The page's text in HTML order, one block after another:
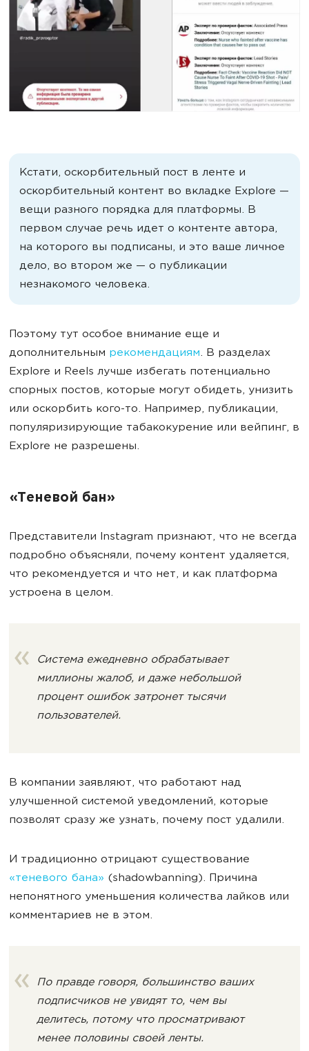
Кстати, оскорбительный пост в ленте и
оскорбительный контент во вкладке Explore —
вещи разного порядка для платформы. В
первом случае речь идет о контенте автора,
на которого вы подписаны, и это ваше личное
дело, во втором же — о публикации
незнакомого человека.
Поэтому тут особое внимание еще и
дополнительным рекомендациям. В разделах
Explore и Reels лучше избегать потенциально
спорных постов, которые могут обидеть, унизить
или оскорбить кого-то. Например, публикации,
популяризирующие табакокурение или вейпинг, в
Explore не разрешены.
«Теневой бан»
Представители Instagram признают, что не всегда
подробно объясняли, почему контент удаляется,
что рекомендуется и что нет, и как платформа
устроена в целом.
Система ежедневно обрабатывает
миллионы жалоб, и даже небольшой
процент ошибок затронет тысячи
пользователей.
В компании заявляют, что работают над
улучшенной системой уведомлений, которые
позволят сразу же узнать, почему пост удалили.
И традиционно отрицают существование
«теневого бана» (shadowbanning). Причина
непонятного уменьшения количества лайков или
комментариев не в этом.
По правде говоря, большинство ваших
подписчиков не увидят то, чем вы
делитесь, потому что просматривают
менее половины своей ленты.